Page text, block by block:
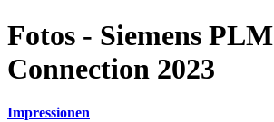
Fotos - Siemens PLM
Connection 2023
Impressionen